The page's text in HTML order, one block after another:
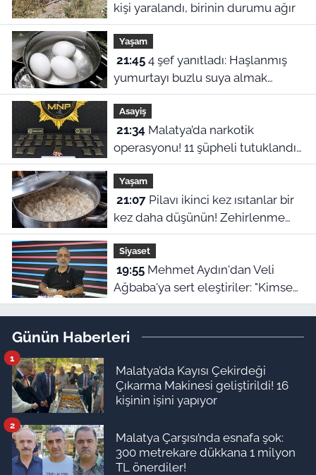
kişi yaralandı, birinin durumu ağır
Yaşam
21:454 şef yanıtladı: Haşlanmış
yumurtayı buzlu suya almak
neden şart?
Asayiş
21:34
operasyonu! 11 şüpheli tutuklandı,
uyuşturucu stoku ele geçirildi
Yaşam
21:07Pilavı ikinci kez ısıtanlar bir
kez daha düşünün! Zehirlenme
riski var
Siyaset
19:55Mehmet Aydın'dan Veli
Ağbaba'ya sert eleştiriler: "Kimse
hukukun üzerinde değil"
Günün Haberleri
Malatya’da Kayısı Çekirdeği
Çıkarma Makinesi geliştirildi! 16
kişinin işini yapıyor
1
Malatya Çarşısı’nda esnafa şok:
300 metrekare dükkana 1 milyon
TL önerdiler!
2